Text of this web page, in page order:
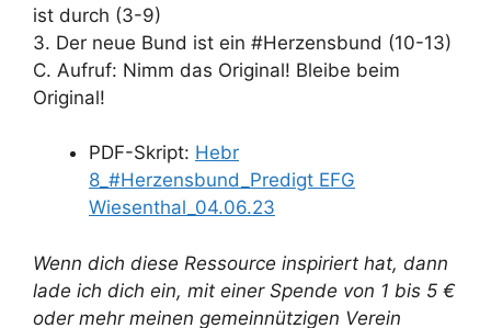
ist durch (3-9)
3. Der neue Bund ist ein #Herzensbund (10-13)
C. Aufruf: Nimm das Original! Bleibe beim
Original!
PDF-Skript: Hebr
8_#Herzensbund_Predigt EFG
Wiesenthal_04.06.23
Wenn dich diese Ressource inspiriert hat, dann
lade ich dich ein, mit einer Spende von 1 bis 5 €
oder mehr meinen gemeinnützigen Verein